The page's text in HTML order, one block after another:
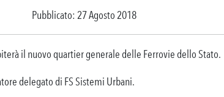
Pubblicato: 27 Agosto 2018
il nuovo quartier generale delle Ferrovie dello Stato.
delegato di FS Sistemi Urbani.